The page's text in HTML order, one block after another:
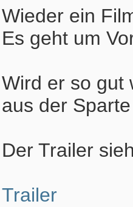
Wieder ein
Es geht um
Wird er so gut
aus der
Der Trailer
Trailer